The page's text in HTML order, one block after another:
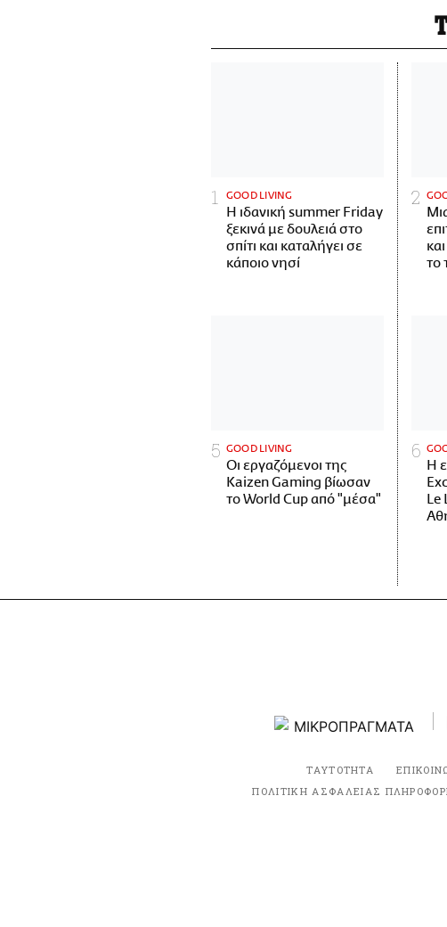
GOOD LIVING
Η ιδανική summer Friday
ξεκινά με δουλειά στο
σπίτι και καταλήγει σε
κάποιο νησί
το
GOOD LIVING
Οι εργαζόμενοι της
Kaizen Gaming βίωσαν
το World Cup από "μέσα"
Η
Le
ΤΑΥΤΟΤΗΤΑ
ΠΟΛΙΤΙΚΗ ΑΣΦΑΛΕΙΑΣ